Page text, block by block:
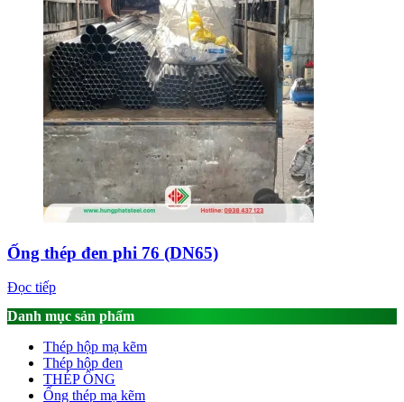
Ống thép đen phi 76 (DN65)
Đọc tiếp
Danh mục sản phẩm
Thép hộp mạ kẽm
Thép hộp đen
THÉP ỐNG
Ống thép mạ kẽm